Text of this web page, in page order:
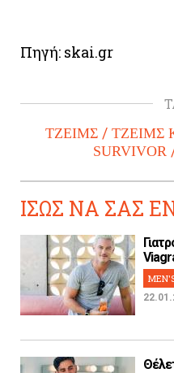
Πηγή: skai.gr
ΤΖΕΙΜΣ ΤΖΕΙΜΣ
SURVIVOR
ΙΣΩΣ ΝΑ ΣΑΣ